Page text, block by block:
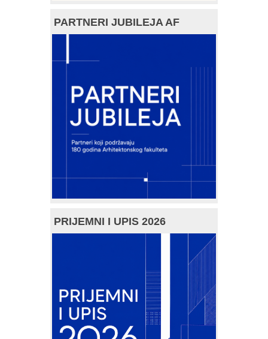
PARTNERI JUBILEJA AF
PRIJEMNI I UPIS 2026